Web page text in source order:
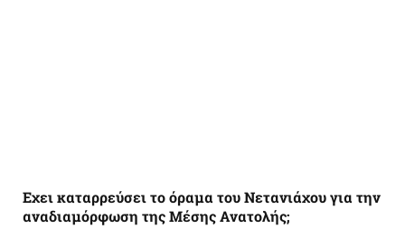
Εχει καταρρεύσει το όραμα του Νετανιάχου για την
αναδιαμόρφωση της Μέσης Ανατολής;